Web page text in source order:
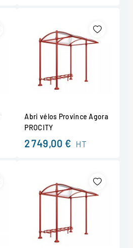
Abri vélos Province Agora
PROCITY
2 749,00 € HT